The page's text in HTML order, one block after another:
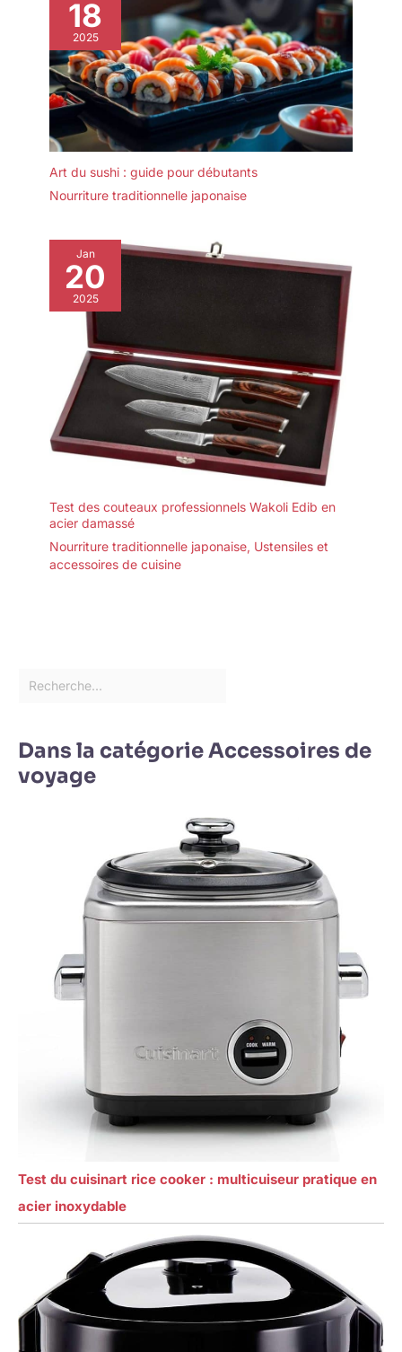
18
2025
Art du sushi : guide pour débutants
Nourriture traditionnelle japonaise
Jan
20
2025
Test des couteaux professionnels Wakoli Edib en
acier damassé
Nourriture traditionnelle japonaise, Ustensiles et
accessoires de cuisine
Dans la catégorie Accessoires de
voyage
Test du cuisinart rice cooker : multicuiseur pratique en
acier inoxydable